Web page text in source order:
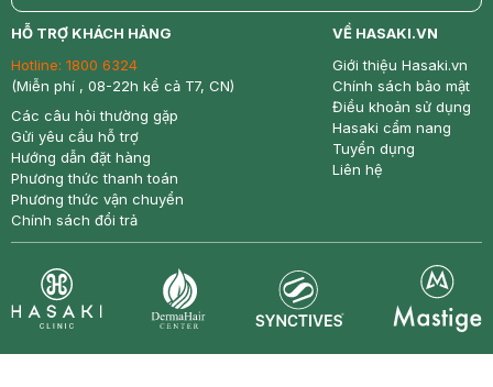
return nowfree price
HỖ TRỢ KHÁCH HÀNG
Hotline: 1800 6324
(Miễn phí , 08-22h kể cả T7, CN)
Các câu hỏi thường gặp
Gửi yêu cầu hỗ trợ
Hướng dẫn đặt hàng
Phương thức thanh toán
Phương thức vận chuyển
Chính sách đổi trả
VỀ HASAKI.VN
Giới thiệu Hasaki.vn
Chính sách bảo mật
Điều khoản sử dụng
Hasaki cẩm nang
Tuyển dụng
Liên hệ